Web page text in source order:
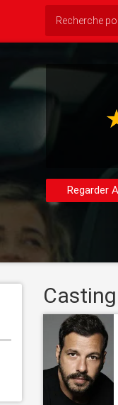
Regarder
Casting